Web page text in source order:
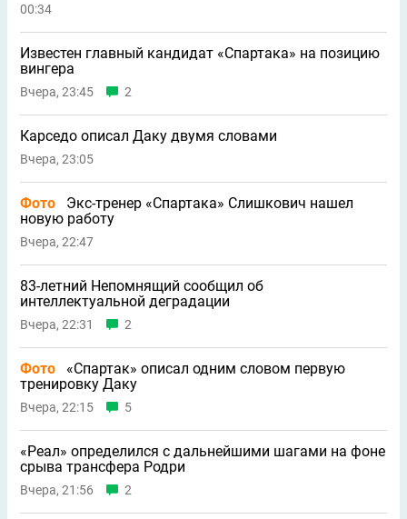
00:34
Известен главный кандидат «Спартака» на позицию
вингера
Вчера, 23:45 2
Карседо описал Даку двумя словами
Вчера, 23:05
Фото
Экс-тренер «Спартака» Слишкович нашел
новую работу
Вчера, 22:47
83-летний Непомнящий сообщил об
интеллектуальной деградации
Вчера, 22:31 2
Фото
«Спартак» описал одним словом первую
тренировку Даку
Вчера, 22:15 5
«Реал» определился с дальнейшими шагами на фоне
срыва трансфера Родри
Вчера, 21:56 2